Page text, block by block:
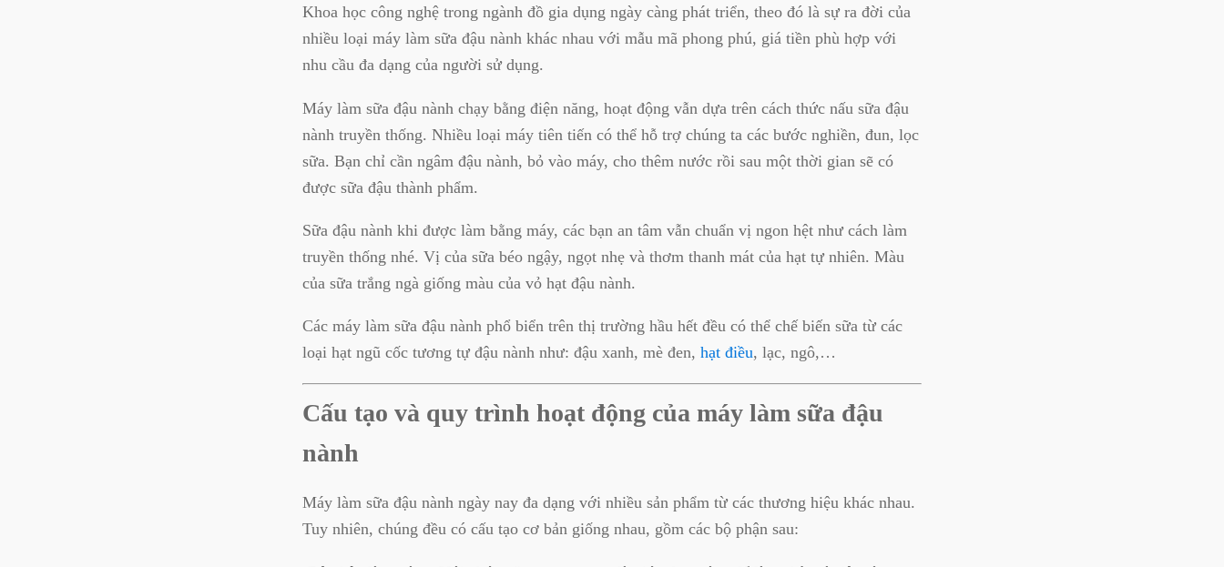
Khoa học công nghệ trong ngành đồ gia dụng ngày càng phát triển, theo đó là sự ra đời của
nhiều loại máy làm sữa đậu nành khác nhau với mẫu mã phong phú, giá tiền phù hợp với
nhu cầu đa dạng của người sử dụng.
Máy làm sữa đậu nành chạy bằng điện năng, hoạt động vẫn dựa trên cách thức nấu sữa đậu
nành truyền thống. Nhiều loại máy tiên tiến có thể hỗ trợ chúng ta các bước nghiền, đun, lọc
sữa. Bạn chỉ cần ngâm đậu nành, bỏ vào máy, cho thêm nước rồi sau một thời gian sẽ có
được sữa đậu thành phẩm.
Sữa đậu nành khi được làm bằng máy, các bạn an tâm vẫn chuẩn vị ngon hệt như cách làm
truyền thống nhé. Vị của sữa béo ngậy, ngọt nhẹ và thơm thanh mát của hạt tự nhiên. Màu
của sữa trắng ngà giống màu của vỏ hạt đậu nành.
Các máy làm sữa đậu nành phổ biển trên thị trường hầu hết đều có thể chế biến sữa từ các
loại hạt ngũ cốc tương tự đậu nành như: đậu xanh, mè đen, hạt điều, lạc, ngô,…
Cấu tạo và quy trình hoạt động của máy làm sữa đậu
nành
Máy làm sữa đậu nành ngày nay đa dạng với nhiều sản phẩm từ các thương hiệu khác nhau.
Tuy nhiên, chúng đều có cấu tạo cơ bản giống nhau, gồm các bộ phận sau: